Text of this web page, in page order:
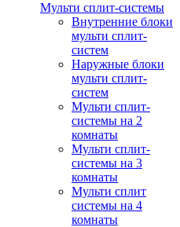
Мульти сплит-системы
Внутренние блоки
мульти сплит-
систем
Наружные блоки
мульти сплит-
систем
Мульти сплит-
системы на 2
комнаты
Мульти сплит-
системы на 3
комнаты
Мульти сплит
системы на 4
комнаты